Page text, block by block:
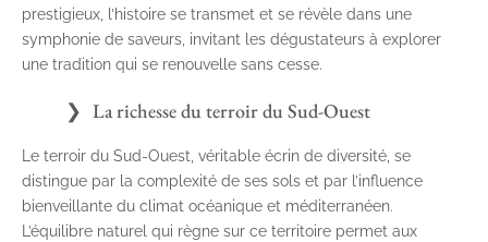
prestigieux, l’histoire se transmet et se révèle dans une
symphonie de saveurs, invitant les dégustateurs à explorer
une tradition qui se renouvelle sans cesse.
La richesse du terroir du Sud-Ouest
Le terroir du Sud-Ouest, véritable écrin de diversité, se
distingue par la complexité de ses sols et par l’influence
bienveillante du climat océanique et méditerranéen.
L’équilibre naturel qui règne sur ce territoire permet aux